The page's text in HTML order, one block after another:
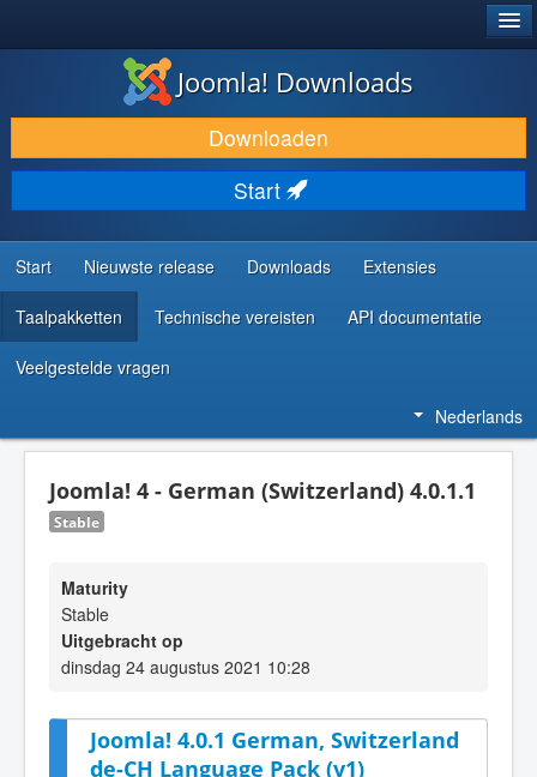
DOWNLOAD & BREID UIT
ONTDEK & LEER
COMMUNITY & ONDERSTEUNING
ONTWIKKELAARSBRONNEN
Joomla! Downloads
Downloaden
Start
Start Nieuwste release Downloads Extensies
Taalpakketten Technische vereisten API documentatie
Veelgestelde vragen
Nederlands
Joomla! 4 - German (Switzerland) 4.0.1.1
Stable
Maturity
Stable
Uitgebracht op
dinsdag 24 augustus 2021 10:28
Joomla! 4.0.1 German, Switzerland
de-CH Language Pack (v1)